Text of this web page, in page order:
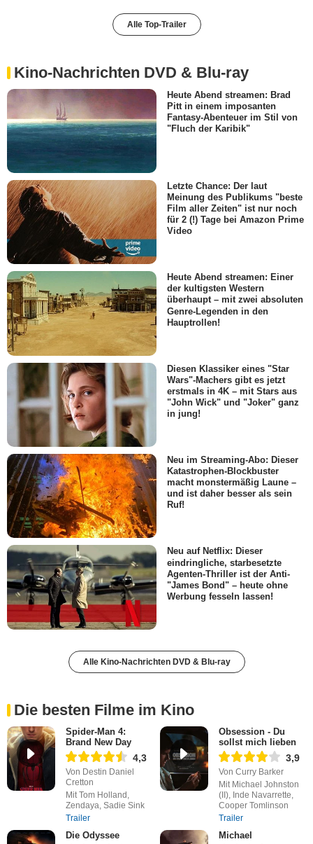
Alle Top-Trailer
Kino-Nachrichten DVD & Blu-ray
Heute Abend streamen: Brad
Pitt in einem imposanten
Fantasy-Abenteuer im Stil von
"Fluch der Karibik"
Letzte Chance: Der laut
Meinung des Publikums "beste
Film aller Zeiten" ist nur noch
für 2 (!) Tage bei Amazon Prime
Video
Heute Abend streamen: Einer
der kultigsten Western
überhaupt – mit zwei absoluten
Genre-Legenden in den
Hauptrollen!
Diesen Klassiker eines "Star
Wars"-Machers gibt es jetzt
erstmals in 4K – mit Stars aus
"John Wick" und "Joker" ganz
in jung!
Neu im Streaming-Abo: Dieser
Katastrophen-Blockbuster
macht monstermäßig Laune –
und ist daher besser als sein
Ruf!
Neu auf Netflix: Dieser
eindringliche, starbesetzte
Agenten-Thriller ist der Anti-
"James Bond" – heute ohne
Werbung fesseln lassen!
Alle Kino-Nachrichten DVD & Blu-ray
Die besten Filme im Kino
Spider-Man 4:
Brand New Day
4,3
Von Destin Daniel
Cretton
Mit Tom Holland,
Zendaya, Sadie Sink
Trailer
Obsession - Du
sollst mich lieben
3,9
Von Curry Barker
Mit Michael Johnston
(II), Inde Navarrette,
Cooper Tomlinson
Trailer
Die Odyssee Michael